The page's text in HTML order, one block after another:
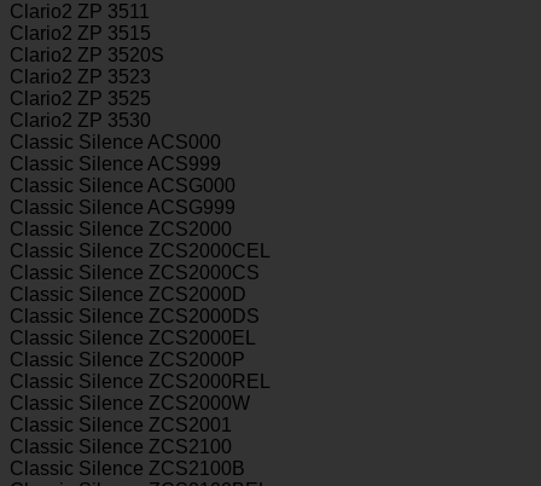
Clario2 ZP 3511
Clario2 ZP 3515
Clario2 ZP 3520S
Clario2 ZP 3523
Clario2 ZP 3525
Clario2 ZP 3530
Classic Silence ACS000
Classic Silence ACS999
Classic Silence ACSG000
Classic Silence ACSG999
Classic Silence ZCS2000
Classic Silence ZCS2000CEL
Classic Silence ZCS2000CS
Classic Silence ZCS2000D
Classic Silence ZCS2000DS
Classic Silence ZCS2000EL
Classic Silence ZCS2000P
Classic Silence ZCS2000REL
Classic Silence ZCS2000W
Classic Silence ZCS2001
Classic Silence ZCS2100
Classic Silence ZCS2100B